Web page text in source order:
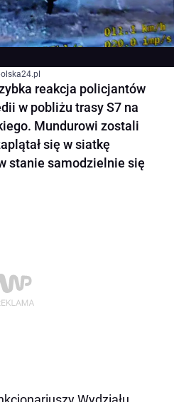
reakcja policjantów
w pobliżu trasy S7 na
Mundurowi zostali
się w siatkę
stanie samodzielnie się